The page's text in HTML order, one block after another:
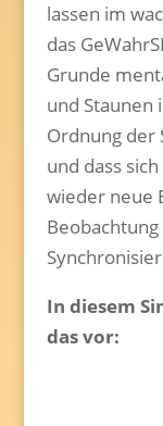
lassen im
das
Grunde
und Staunen
Ordnung der
und dass
wieder neue
In diesem
das vor: